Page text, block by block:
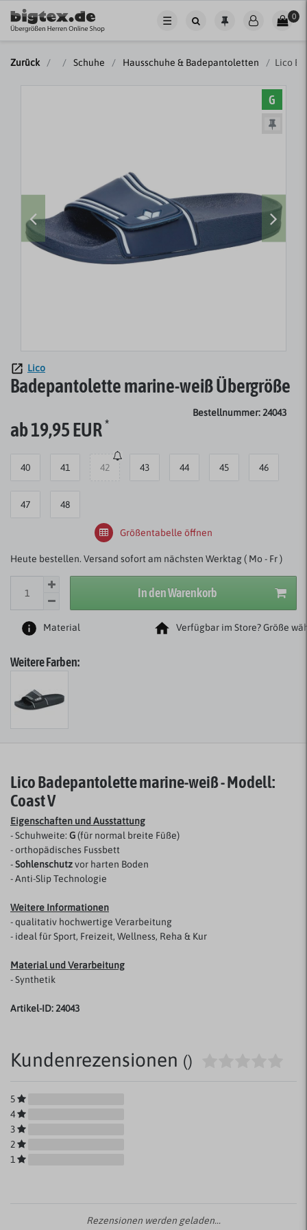
☰ 0
Zurück Schuhe Hausschuhe & Badepantoletten Lico
G
Lico
Badepantolette marine-weiß Übergröße
Bestellnummer: 24043
ab 19,95 EUR*
40 41 42 43 44 45 46
47 48
Größentabelle öffnen
Heute bestellen. Versand sofort am nächsten Werktag ( Mo - Fr )
In den Warenkorb
Material Verfügbar im Store? Größe
Weitere Farben:
Lico Badepantolette marine-weiß - Modell:
Coast V
Eigenschaften und Ausstattung
- Schuhweite: G(für normal breite Füße)
- orthopädisches Fussbett
-Sohlenschutzvor harten Boden
- Anti-Slip Technologie
Weitere Informationen
- qualitativ hochwertige Verarbeitung
- ideal für Sport, Freizeit, Wellness, Reha & Kur
Material und Verarbeitung
- Synthetik
Artikel-ID: 24043
Kundenrezensionen ()
5
4
3
2
1
Rezensionen werden geladen...